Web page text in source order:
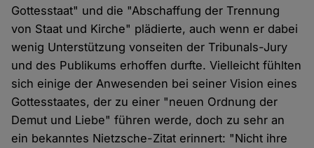
Gottesstaat" und die "Abschaffung der Trennung
von Staat und Kirche" plädierte, auch wenn er dabei
wenig Unterstützung vonseiten der Tribunals-Jury
und des Publikums erhoffen durfte. Vielleicht fühlten
sich einige der Anwesenden bei seiner Vision eines
Gottesstaates, der zu einer "neuen Ordnung der
Demut und Liebe" führen werde, doch zu sehr an
ein bekanntes Nietzsche-Zitat erinnert: "Nicht ihre